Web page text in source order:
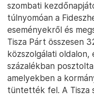
szombati
túlnyomóan a
eseményekről és
Tisza Párt összesen
közszolgálati oldalon,
százalékban
amelyekben a
tüntették fel. A Tisza